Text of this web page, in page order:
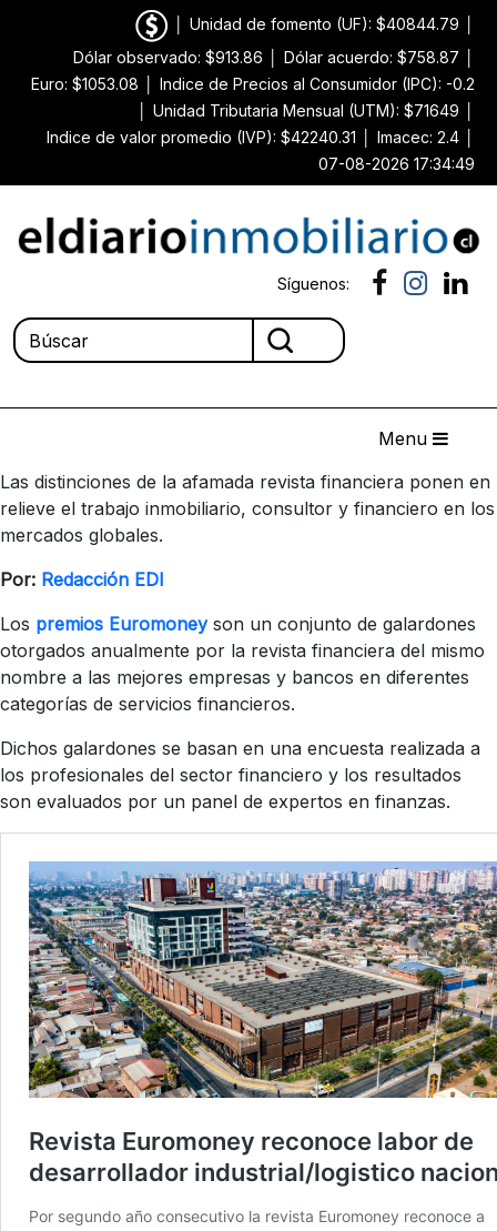
Unidad de fomento (UF): $40844.79
Dólar observado: $913.86
Dólar acuerdo: $758.87
Euro: $1053.08
Indice de Precios al Consumidor (IPC): -0.2
Unidad Tributaria Mensual (UTM): $71649
Indice de valor promedio (IVP): $42240.31
Imacec: 2.4
07-08-2026 17:34:49
Síguenos:
Menu
Las distinciones de la afamada revista financiera ponen en
relieve el trabajo inmobiliario, consultor y financiero en los
mercados globales.
Por: Redacción EDI
Los premios Euromoneyson un conjunto de galardones
otorgados anualmente por la revista financiera del mismo
nombre a las mejores empresas y bancos en diferentes
categorías de servicios financieros.
Dichos galardones se basan en una encuesta realizada a
los profesionales del sector financiero y los resultados
son evaluados por un panel de expertos en finanzas.